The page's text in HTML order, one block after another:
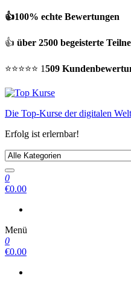
👍100% echte Bewertungen
👍 über 2500 begeisterte
⭐⭐⭐⭐⭐ 1509
Die Top-Kurse der digitalen
Erfolg ist erlernbar!
0
€0.00
Menü
0
€0.00